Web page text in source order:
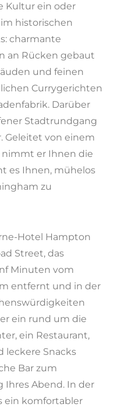
Kultur ein oder
historischen
charmante
an Rücken gebaut
und feinen
Currygerichten
Darüber
Stadtrundgang
Geleitet von einem
nimmt er Ihnen die
es Ihnen, mühelos
zu
Hotel Hampton
Street, das
Minuten vom
entfernt und in der
ein rund um die
ein Restaurant,
leckere Snacks
Bar zum
Ihres Abend. In der
ein komfortabler